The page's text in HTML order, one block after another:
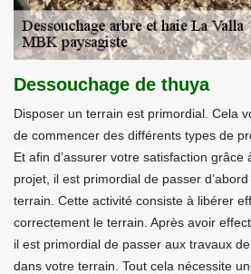
Dessouchage de thuya
Disposer un terrain est primordial. Cela
de commencer des différents types de
Et afin d’assurer votre satisfaction grâce
projet, il est primordial de passer
terrain. Cette activité consiste à libérer
correctement le terrain. Après avoir
il est primordial de passer aux travaux
dans votre terrain. Tout cela nécessite